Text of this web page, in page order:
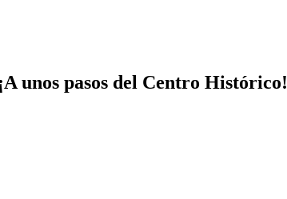
unos pasos del Centro Histórico!